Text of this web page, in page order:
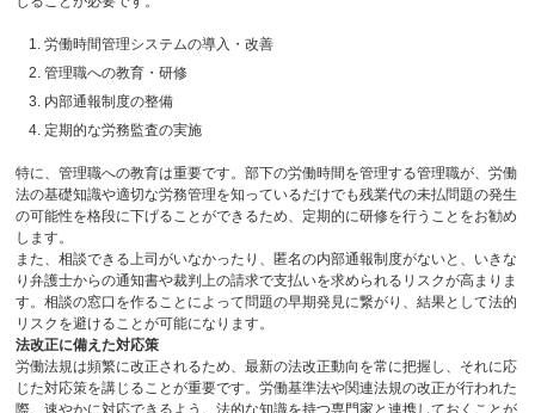
労働時間管理システムの導入・改善
管理職への教育・研修
内部通報制度の整備
定期的な労務監査の実施
特に、管理職への教育は重要です。部下の労働時間を管理する管理職が、労働
法の基礎知識や適切な労務管理を知っているだけでも残業代の未払問題の発生
の可能性を格段に下げることができるため、定期的に研修を行うことをお勧め
します。
また、相談できる上司がいなかったり、匿名の内部通報制度がないと、いきな
り弁護士からの通知書や裁判上の請求で支払いを求められるリスクが高まりま
す。相談の窓口を作ることによって問題の早期発見に繋がり、結果として法的
リスクを避けることが可能になります。
法改正に備えた対応策
労働法規は頻繁に改正されるため、最新の法改正動向を常に把握し、それに応
じた対応策を講じることが重要です。労働基準法や関連法規の改正が行われた
際、速やかに対応できるよう、法的な知識を持つ専門家と連携しておくことが